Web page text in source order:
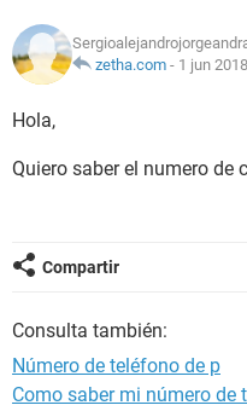
zetha.com - 1 jun
Hola,
Quiero saber el numero de
Compartir
Consulta también:
Número de teléfono de p
Como saber mi número de